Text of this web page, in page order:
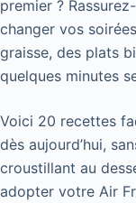
premier ?
changer vos
graisse, des plats
quelques minutes
Voici 20 recettes
dès aujourd’hui,
croustillant au
adopter votre Air